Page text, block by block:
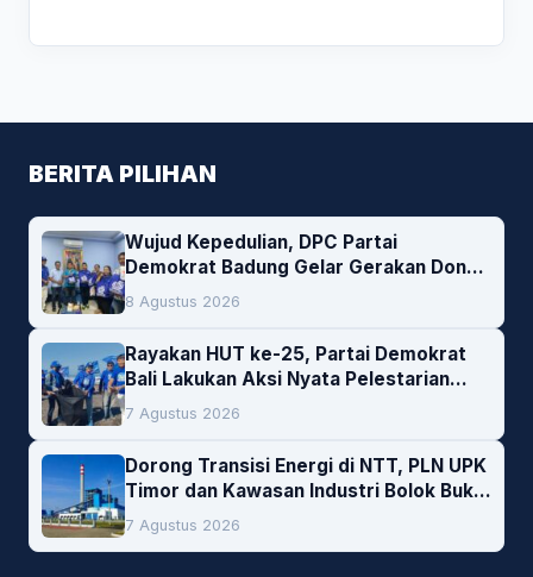
BERITA PILIHAN
Wujud Kepedulian, DPC Partai
Demokrat Badung Gelar Gerakan Donor
Darah
8 Agustus 2026
Rayakan HUT ke-25, Partai Demokrat
Bali Lakukan Aksi Nyata Pelestarian
Lingkungan
7 Agustus 2026
Dorong Transisi Energi di NTT, PLN UPK
Timor dan Kawasan Industri Bolok Buka
Peluang Investasi Woodchip untuk
Cofiring PLTU Bolok
7 Agustus 2026